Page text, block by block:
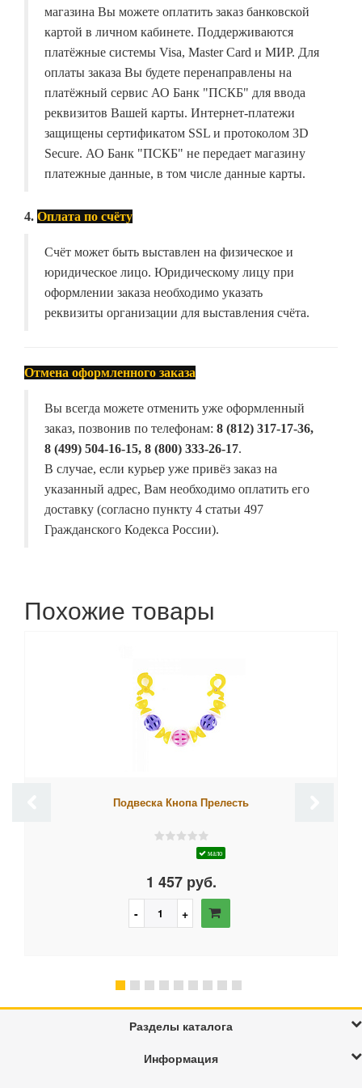
магазина Вы можете оплатить заказ банковской
картой в личном кабинете. Поддерживаются
платёжные системы Visa, Master Card и МИР. Для
оплаты заказа Вы будете перенаправлены на
платёжный сервис АО Банк "ПСКБ" для ввода
реквизитов Вашей карты. Интернет-платежи
защищены сертификатом SSL и протоколом 3D
Secure. АО Банк "ПСКБ" не передает магазину
платежные данные, в том числе данные карты.
4. Оплата по счёту
Счёт может быть выставлен на физическое и
юридическое лицо. Юридическому лицу при
оформлении заказа необходимо указать
реквизиты организации для выставления счёта.
Отмена оформленного заказа
Вы всегда можете отменить уже оформленный
заказ, позвонив по телефонам: 8 (812) 317-17-36,
8 (499) 504-16-15, 8 (800) 333-26-17.
В случае, если курьер уже привёз заказ на
указанный адрес, Вам необходимо оплатить его
доставку (согласно пункту 4 статьи 497
Гражданского Кодекса России).
Похожие товары
Подвеска Кнопа Прелесть
мало
1 457 руб.
Разделы каталога
Информация